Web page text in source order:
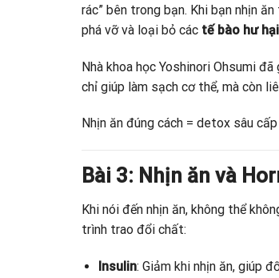
rác” bên trong bạn. Khi bạn nhịn
phá vỡ và loại bỏ các tế bào hư
Nhà khoa học Yoshinori Ohsumi đã
chỉ giúp làm sạch cơ thể, mà còn
Nhịn ăn đúng cách = detox sâu
Bài 3: Nhịn ăn và
Khi nói đến nhịn ăn, không thể
trình trao đổi chất:
Insulin: Giảm khi nhịn ăn, giúp